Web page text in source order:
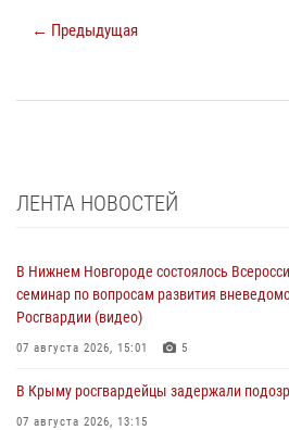
← Предыдущая
ЛЕНТА НОВОСТЕЙ
В Нижнем Новгороде состоялось
семинар по вопросам развития
Росгвардии (видео)
07 августа 2026, 15:01 5
В Крыму росгвардейцы задержали
07 августа 2026, 13:15